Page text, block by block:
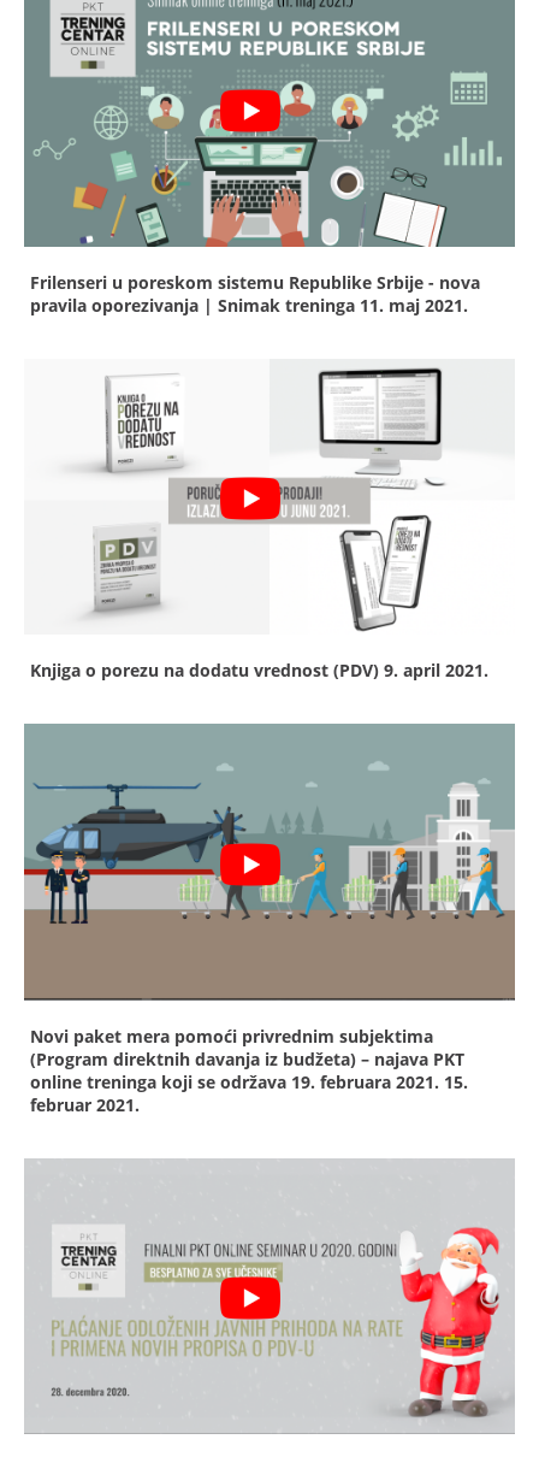
Frilenseri u poreskom sistemu Republike Srbije - nova
pravila oporezivanja | Snimak treninga 11. maj 2021.
Knjiga o porezu na dodatu vrednost (PDV) 9. april 2021.
Novi paket mera pomoći privrednim subjektima
(Program direktnih davanja iz budžeta) – najava PKT
online treninga koji se održava 19. februara 2021. 15.
februar 2021.